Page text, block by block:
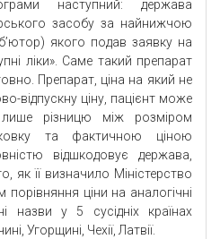
наступний: держава
засобу за найнижчою
якого подав заявку на
ліки». Саме такий препарат
Препарат, ціна на який не
відпускну ціну, пацієнт може
різницю між розміром
та фактичною ціною
відшкодовує держава,
як її визначило Міністерство
ціни на аналогічні
назви у 5 сусідніх країнах
Угорщині, Чехії, Латвії.